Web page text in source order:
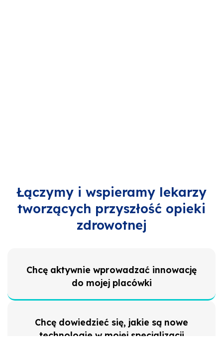
Łączymy i wspieramy lekarzy
tworzących przyszłość opieki
zdrowotnej
Chcę aktywnie wprowadzać innowację
do mojej placówki
Chcę dowiedzieć się, jakie są nowe
technologie w mojej specjalizacji